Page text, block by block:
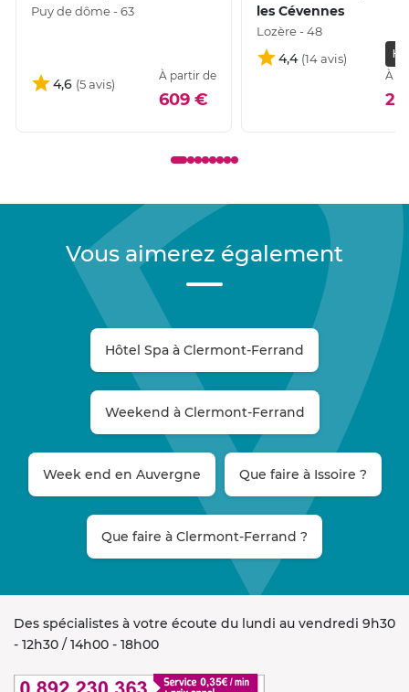
Puy de dôme - 63
4,6
À partir de
609 €
les Cévennes
Lozère - 48
4,4
À
Vous aimerez également
Hôtel Spa à Clermont-Ferrand
Weekend à Clermont-Ferrand
Week end en Auvergne Que faire à Issoire ?
Que faire à Clermont-Ferrand ?
Des spécialistes à votre écoute du lundi au vendredi 9h30
- 12h30 / 14h00 - 18h00